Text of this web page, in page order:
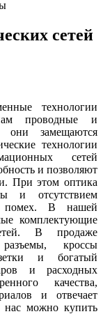
сетей
технологии
проводные и
они замещаются
технологии
сетей
и позволяют
При этом оптика
и отсутствием
помех. В нашей
комплектующие
В продаже
кроссы
и богатый
и расходных
качества,
и отвечает
нас можно купить